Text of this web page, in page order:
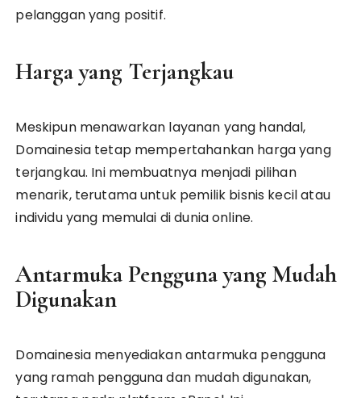
pelanggan yang positif.
Harga yang Terjangkau
Meskipun menawarkan layanan yang handal,
Domainesia tetap mempertahankan harga yang
terjangkau. Ini membuatnya menjadi pilihan
menarik, terutama untuk pemilik bisnis kecil atau
individu yang memulai di dunia online.
Antarmuka Pengguna yang Mudah
Digunakan
Domainesia menyediakan antarmuka pengguna
yang ramah pengguna dan mudah digunakan,